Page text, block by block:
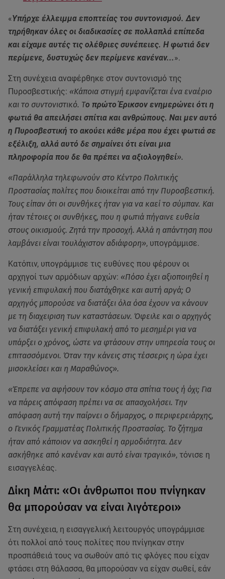
«Υπήρχε έλλειμμα εποπτείας του συντονισμού. Δεν
τηρήθηκαν όλες οι διαδικασίες σε πολλαπλά επίπεδα
και είχαμε αυτές τις ολέθριες συνέπειες. Η φωτιά δεν
περίμενε, δυστυχώς δεν περίμενε κανέναν...».
Στη συνέχεια αναφέρθηκε στον συντονισμό της
Πυροσβεστικής: «Κάποια στιγμή εμφανίζεται ένα εναέριο
και το συντονιστικό. Το πρώτο Έρικσον ενημερώνει ότι η
φωτιά θα απειλήσει σπίτια και ανθρώπους. Ναι μεν αυτό
η Πυροσβεστική το ακούει κάθε μέρα που έχει φωτιά σε
εξέλιξη, αλλά αυτό δε σημαίνει ότι είναι μια
πληροφορία που δε θα πρέπει να αξιολογηθεί».
«Παράλληλα τηλεφωνούν στο Κέντρο Πολιτικής
Προστασίας πολίτες που διοικείται από την Πυροσβεστική.
Τους είπαν ότι οι συνθήκες ήταν για να καεί το σύμπαν. Και
ήταν τέτοιες οι συνθήκες, που η φωτιά πήγαινε ευθεία
στους οικισμούς. Ζητά την προσοχή. Αλλά η απάντηση που
λαμβάνει είναι τουλάχιστον αδιάφορη», υπογράμμισε.
Κατόπιν, υπογράμμισε τις ευθύνες που φέρουν οι
αρχηγοί των αρμόδιων αρχών: «Πόσο έχει αξιοποιηθεί η
γενική επιφυλακή που διατάχθηκε και αυτή αργά; Ο
αρχηγός μπορούσε να διατάξει όλα όσα έχουν να κάνουν
με τη διαχειριση των καταστάσεων. Όφειλε και ο αρχηγός
να διατάξει γενική επιφυλακή από το μεσημέρι για να
υπάρξει ο χρόνος, ώστε να φτάσουν στην υπηρεσία τους οι
επιτασσόμενοι. Όταν την κάνεις στις τέσσερις η ώρα έχει
μισοκλείσει και η Μαραθώνος».
«Έπρεπε να αφήσουν τον κόσμο στα σπίτια τους ή όχι; Για
να πάρεις απόφαση πρέπει να σε απασχολήσει. Την
απόφαση αυτή την παίρνει ο δήμαρχος, ο περιφερειάρχης,
ο Γενικός Γραμματέας Πολιτικής Προστασίας. Το ζήτημα
ήταν από κάποιον να ασκηθεί η αρμοδιότητα. Δεν
ασκήθηκε από κανέναν και αυτό είναι τραγικό», τόνισε η
εισαγγελέας.
Δίκη Μάτι: «Οι άνθρωποι που πνίγηκαν
θα μπορούσαν να είναι λιγότεροι»
Στη συνέχεια, η εισαγγελική λειτουργός υπογράμμισε
ότι πολλοί από τους πολίτες που πνίγηκαν στην
προσπάθειά τους να σωθούν από τις φλόγες που είχαν
φτάσει στη θάλασσα, θα μπορούσαν να είχαν σωθεί, εάν